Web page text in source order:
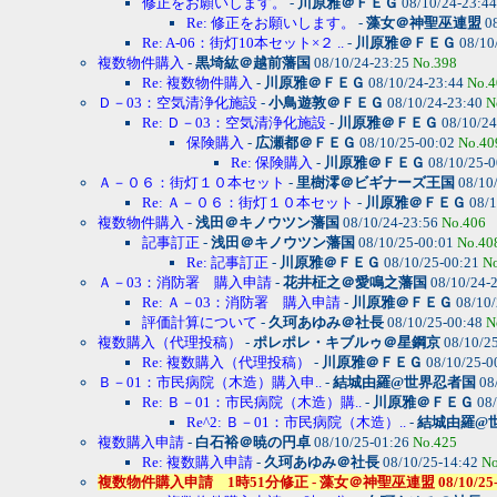
Re: 修正をお願いします。
- 藻女＠神聖巫連盟
Re: A-06：街灯10本セット×２ .. - 川原雅＠ＦＥＧ 08/
複数物件購入 - 黒埼紘＠越前藩国 08/10/24-23:25 No.398
Re: 複数物件購入 - 川原雅＠ＦＥＧ 08/10/24-23:44
Ｄ－03：空気清浄化施設 - 小鳥遊敦＠ＦＥＧ 08/10/24-23:40
Re: Ｄ－03：空気清浄化施設 - 川原雅＠ＦＥＧ 08/10/
保険購入 - 広瀬都＠ＦＥＧ 08/10/25-00:02
Re: 保険購入 - 川原雅＠ＦＥＧ 08/10/25-
Ａ－０６：街灯１０本セット - 里樹澪＠ビギナーズ王国 08/
Re: Ａ－０６：街灯１０本セット - 川原雅＠ＦＥＧ 08/
複数物件購入 - 浅田＠キノウツン藩国 08/10/24-23:56 No.406
記事訂正 - 浅田＠キノウツン藩国 08/10/25-00:01
Re: 記事訂正 - 川原雅＠ＦＥＧ 08/10/25-00:21
Ａ－03：消防署 購入申請 - 花井柾之＠愛鳴之藩国 08/10/24-
Re: Ａ－03：消防署 購入申請 - 川原雅＠ＦＥＧ 08/
評価計算について - 久珂あゆみ＠社長 08/10/25-00:48
複数購入（代理投稿）
- ポレポレ・キブルゥ＠星鋼京 08/10/
Re: 複数購入（代理投稿）
- 川原雅＠ＦＥＧ 08/10/25-
Ｂ－01：市民病院（木造）購入申.. - 結城由羅@世界忍者国
Re: Ｂ－01：市民病院（木造）購.. - 川原雅＠ＦＥＧ
Re^2: Ｂ－01：市民病院（木造）.. - 結城由羅@
複数購入申請 - 白石裕＠暁の円卓 08/10/25-01:26 No.425
Re: 複数購入申請 - 久珂あゆみ＠社長 08/10/25-14:42
複数物件購入申請 1時51分修正 - 藻女＠神聖巫連盟 08/10/